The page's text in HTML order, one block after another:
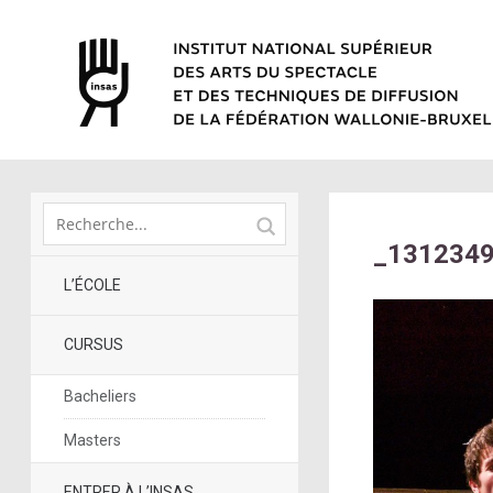
L’ÉCOLE
CURSUS
Bacheliers
Masters